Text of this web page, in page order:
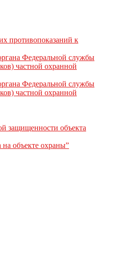
противопоказаний к
Федеральной службы
частной охранной
Федеральной службы
частной охранной
защищенности объекта
объекте охраны”